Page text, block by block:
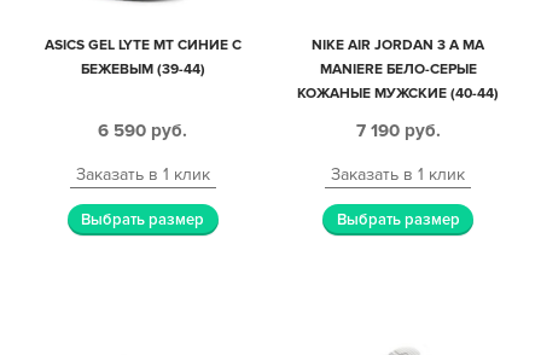
ASICS GEL LYTE MT СИНИЕ С
БЕЖЕВЫМ (39-44)
6 590 руб.
Заказать в 1 клик
Выбрать размер
NIKE AIR JORDAN 3 A MA
MANIERE БЕЛО-СЕРЫЕ
КОЖАНЫЕ МУЖСКИЕ (40-44)
7 190 руб.
Заказать в 1 клик
Выбрать размер